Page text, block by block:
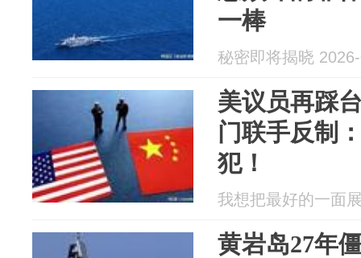
一棒
秘密即将揭晓
美议员再踩
门联手反制
犯！
我想把最好的一面
黄岩岛27年